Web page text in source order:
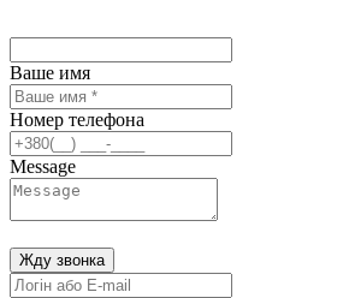
Ваше имя
Номер телефона
Message
Жду звонка